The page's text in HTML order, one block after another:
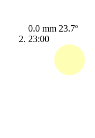
0.0 mm 23.7º
23:00